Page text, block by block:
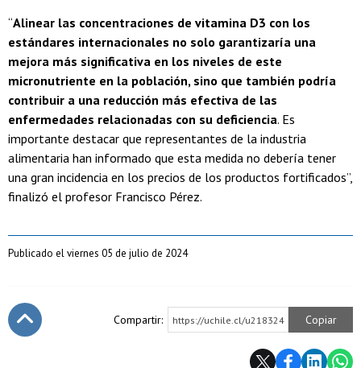
“Alinear las concentraciones de vitamina D3 con los
estándares internacionales no solo garantizaría una
mejora más significativa en los niveles de este
micronutriente en la población, sino que también podría
contribuir a una reducción más efectiva de las
enfermedades relacionadas con su deficiencia. Es
importante destacar que representantes de la industria
alimentaria han informado que esta medida no debería tener
una gran incidencia en los precios de los productos fortificados”,
finalizó el profesor Francisco Pérez.
Publicado el viernes 05 de julio de 2024
Compartir: https://uchile.cl/u218324 Copiar